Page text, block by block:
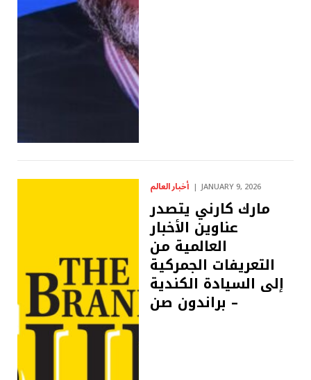
أخبار العالم JANUARY 9, 2026
مارك كارني يتصدر
عناوين الأخبار
العالمية من
التعريفات الجمركية
إلى السيادة الكندية
– براندون صن